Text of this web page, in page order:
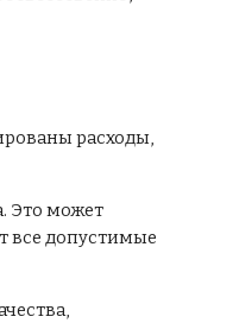
расходы,
Это может
все допустимые